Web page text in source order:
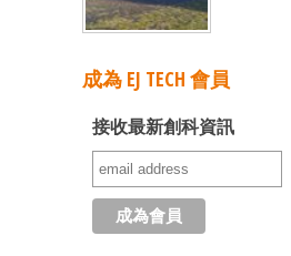
成為 EJ TECH 會員
接收最新創科資訊